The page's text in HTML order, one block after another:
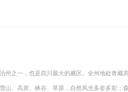
州之一，也是四川最大的藏区。全州地处青藏
山、高原、峡谷、草原，自然风光多姿多彩；